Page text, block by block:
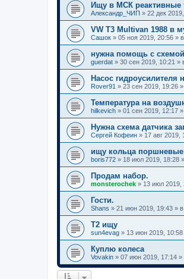
Ищу в МСК реактивные
Александр_ЧИП » 22 дек
VW T3 Multivan 1988 в
Сашок » 05 ноя 2019, 20:56 »
нужна помощь с схемой
guerdat » 30 сен 2019, 10:21 »
Насос гидроусилителя
Rover91 » 23 сен 2019, 19:26
Температура на
hilkevich » 01 сен 2019, 12:17
Нужна схема датчика
Сергей Кофеин » 17 авг 2019,
ищу кольца поршневые
boris772 » 18 июл 2019, 18:28
Продам набор.
monsterochek » 13 июл 2019,
Гости.
Shans » 21 июн 2019, 19:43 »
Т2 ищу
sun4evag » 13 июн 2019, 10:58
Куплю колеса
Vovakin » 07 июн 2019, 17:14 »